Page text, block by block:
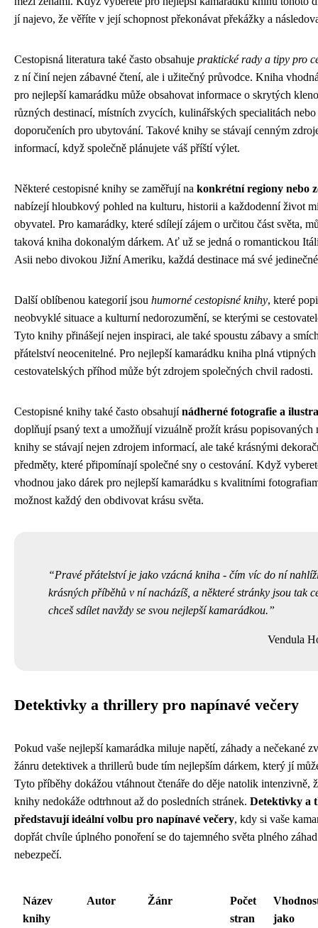
jí najevo, že věříte v její schopnost překonávat překážky a
Cestopisná literatura také často obsahuje praktické rady a tipy pro
z ní činí nejen zábavné čtení, ale i užitečný průvodce. Kniha
pro nejlepší kamarádku může obsahovat informace o skrytých
různých destinací, místních zvycích, kulinářských specialitách nebo
doporučeních pro ubytování. Takové knihy se stávají cenným
informací, když společně plánujete váš příští výlet.
Některé cestopisné knihy se zaměřují na konkrétní regiony nebo
nabízejí hloubkový pohled na kulturu, historii a každodenní život
obyvatel. Pro kamarádky, které sdílejí zájem o určitou část světa,
taková kniha dokonalým dárkem. Ať už se jedná o romantickou
Asii nebo divokou Jižní Ameriku, každá destinace má své
Další oblíbenou kategorií jsou humorné cestopisné knihy, které
neobvyklé situace a kulturní nedorozumění, se kterými se
Tyto knihy přinášejí nejen inspiraci, ale také spoustu zábavy a
přátelství neocenitelné. Pro nejlepší kamarádku kniha plná vtipných
cestovatelských příhod může být zdrojem společných chvil radosti.
Cestopisné knihy také často obsahujínádherné fotografie a
doplňují psaný text a umožňují vizuálně prožít krásu popisovaných
knihy se stávají nejen zdrojem informací, ale také krásnými
předměty, které připomínají společné sny o cestování. Když
vhodnou jako dárek pro nejlepší kamarádku s kvalitními
možnost každý den obdivovat krásu světa.
Pravé přátelství je jako vzácná kniha - čím víc do ní
krásných příběhů v ní nacházíš, a některé stránky jsou tak
chceš sdílet navždy se svou nejlepší kamarádkou.
Vendula
Detektivky a thrillery pro napínavé večery
Pokud vaše nejlepší kamarádka miluje napětí, záhady a nečekané
žánru detektivek a thrillerů bude tím nejlepším dárkem, který jí
Tyto příběhy dokážou vtáhnout čtenáře do děje natolik intenzivně,
knihy nedokáže odtrhnout až do posledních stránek. Detektivky a
představují ideální volbu pro napínavé večery, kdy si vaše
dopřát chvíle úplného ponoření se do tajemného světa plného
nebezpečí.
Název
knihy
Autor Žánr
Počet
stran
jako